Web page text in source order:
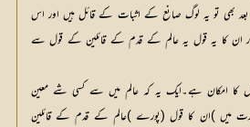
بھی تو یہ لوگ صانع کے اثبات کے قائل ہیں اور اس
کا یہ قول یہ عالم کے قدم کے قائلین کے قول سے
کا امکان ہے۔ایک یہ کہ عالم میں سے کسی شے معین
میں )ان کا قول (پورے )عالم کے قدم کے قائلین